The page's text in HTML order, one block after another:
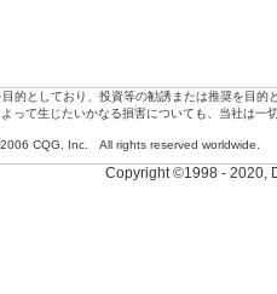
的としており、投資等の勧誘または推奨を目
って生じたいかなる損害についても、当社は一
CQG, Inc. All rights reserved worldwide.
Copyright ©1998 - 2020,